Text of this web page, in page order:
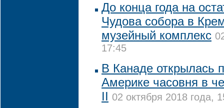
До конца года на
Чудова собора в
музейный комплекс
17:45
В Канаде открылась
Америке часовня в
II 02 октября 2018 года,